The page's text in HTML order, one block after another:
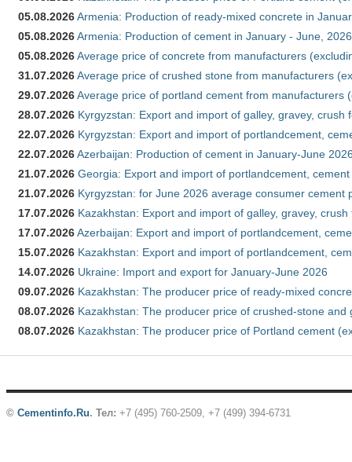
05.08.2026Armenia: Production of ready-mixed concrete in
05.08.2026Armenia: Production of cement in January - June, 2026
05.08.2026Average price of concrete from manufacturers
31.07.2026Average price of crushed stone from manufacturers
29.07.2026Average price of portland cement from manufacturers
28.07.2026 Kyrgyzstan: Export and import of galley, gravey,
22.07.2026 Kyrgyzstan: Export and import of portlandcement,
22.07.2026Azerbaijan: Production of cement in January-June
21.07.2026 Georgia: Export and import of portlandcement,
21.07.2026 Kyrgyzstan: for June 2026 average consumer cement
17.07.2026 Kazakhstan: Export and import of galley, gravey,
17.07.2026Azerbaijan: Export and import of portlandcement,
15.07.2026 Kazakhstan: Export and import of portlandcement,
14.07.2026 Ukraine: Import and export for January-June 2026
09.07.2026 Kazakhstan: The producer price of ready-mixed
08.07.2026 Kazakhstan: The producer price of crushed-stone and
08.07.2026 Kazakhstan: The producer price of Portland cement
© Cementinfo.Ru. Тел: +7 (495) 760-2509, +7 (499) 394-6731